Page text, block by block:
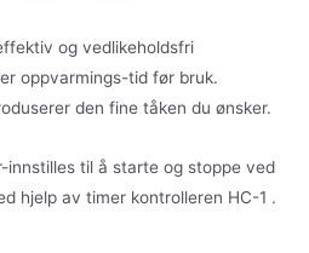
og vedlikeholdsfri
oppvarmings-tid før bruk.
den fine tåken du ønsker.
innstilles til å starte og stoppe ved
hjelp av timer kontrolleren HC-1 .